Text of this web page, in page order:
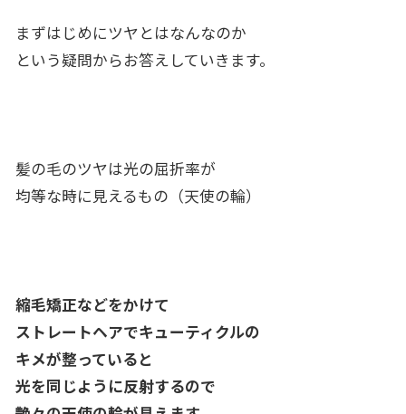
まずはじめにツヤとはなんなのか
という疑問からお答えしていきます。
髪の毛のツヤは光の屈折率が
均等な時に見えるもの（天使の輪）
縮毛矯正などをかけて
ストレートヘアでキューティクルの
キメが整っていると
光を同じように反射するので